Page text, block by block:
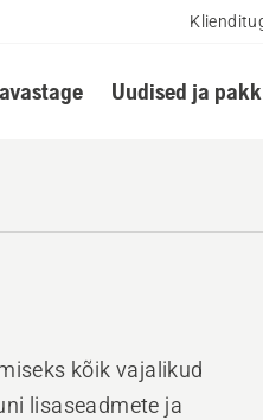
Uudised ja
kõik vajalikud
lisaseadmete ja